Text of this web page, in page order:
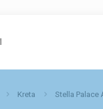
Kreta Stella Palace